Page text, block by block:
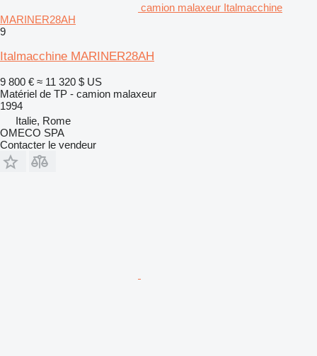
camion malaxeur Italmacchine
MARINER28AH
9
Italmacchine MARINER28AH
9 800 € ≈ 11 320 $ US
Matériel de TP - camion malaxeur
1994
Italie, Rome
OMECO SPA
Contacter le vendeur